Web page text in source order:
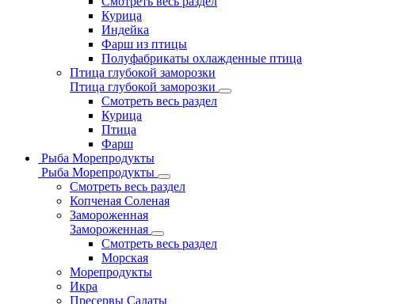
Курица
Индейка
Фарш из птицы
Полуфабрикаты охлажденные птица
Птица глубокой заморозки
Птица глубокой заморозки
Смотреть весь раздел
Курица
Птица
Фарш
Рыба Морепродукты
Рыба Морепродукты
Смотреть весь раздел
Копченая Соленая
Замороженная
Замороженная
Смотреть весь раздел
Морская
Морепродукты
Икра
Пресервы Салаты